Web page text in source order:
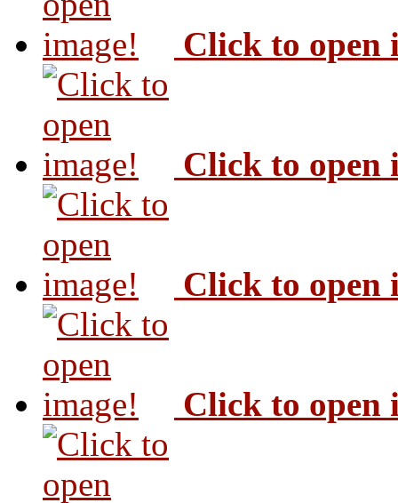
Click to open
Click to open
Click to open
Click to open